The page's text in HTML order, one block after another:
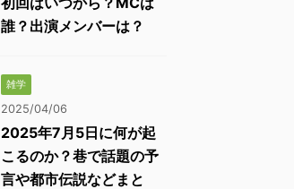
誰？出演メンバーは？
雑学
2025/04/06
2025年7月5日に何が起
こるのか？巷で話題の予
言や都市伝説などまと